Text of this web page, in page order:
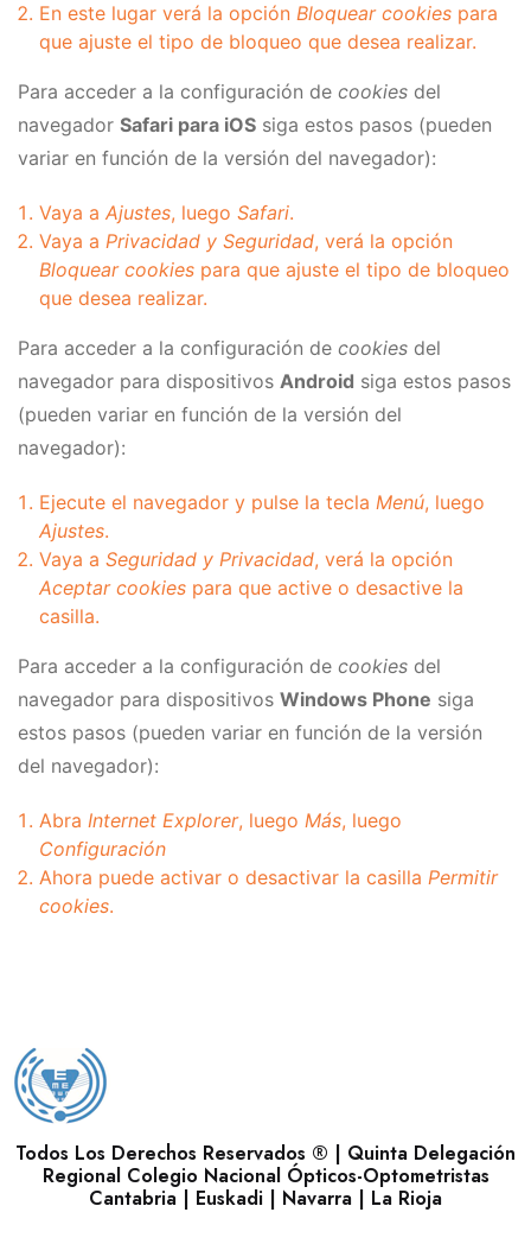
En este lugar verá la opción Bloquear cookies para
que ajuste el tipo de bloqueo que desea realizar.
Para acceder a la configuración de cookies del
navegador Safari para iOS siga estos pasos (pueden
variar en función de la versión del navegador):
Vaya a Ajustes, luego Safari.
Vaya a Privacidad y Seguridad, verá la opción
Bloquear cookies para que ajuste el tipo de bloqueo
que desea realizar.
Para acceder a la configuración de cookies del
navegador para dispositivos Android siga estos pasos
(pueden variar en función de la versión del
navegador):
Ejecute el navegador y pulse la tecla Menú, luego
Ajustes.
Vaya a Seguridad y Privacidad, verá la opción
Aceptar cookies para que active o desactive la
casilla.
Para acceder a la configuración de cookies del
navegador para dispositivos Windows Phone siga
estos pasos (pueden variar en función de la versión
del navegador):
Abra Internet Explorer, luego Más, luego
Configuración
Ahora puede activar o desactivar la casilla Permitir
cookies.
Todos Los Derechos Reservados ® | Quinta Delegación
Regional Colegio Nacional Ópticos-Optometristas
Cantabria | Euskadi | Navarra | La Rioja